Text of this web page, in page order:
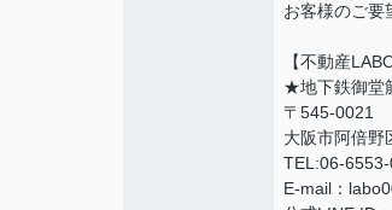
お客様のご要
【不動産
★地下鉄御堂
〒545-0021
大阪市阿倍野
TEL:06-
E-mail：